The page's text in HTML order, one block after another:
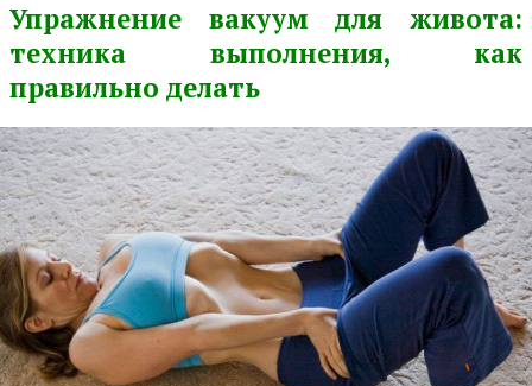
Упражнение вакуум для живота:
техника выполнения, как
правильно делать